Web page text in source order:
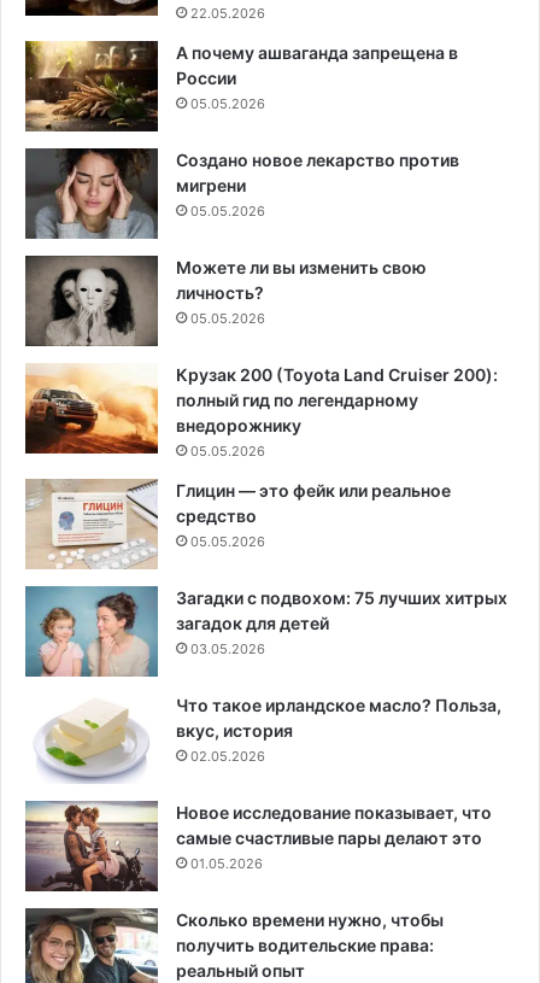
22.05.2026
А почему ашваганда запрещена в
России
05.05.2026
Создано новое лекарство против
мигрени
05.05.2026
Можете ли вы изменить свою
личность?
05.05.2026
Крузак 200 (Toyota Land Cruiser 200):
полный гид по легендарному
внедорожнику
05.05.2026
Глицин — это фейк или реальное
средство
05.05.2026
Загадки с подвохом: 75 лучших хитрых
загадок для детей
03.05.2026
Что такое ирландское масло? Польза,
вкус, история
02.05.2026
Новое исследование показывает, что
самые счастливые пары делают это
01.05.2026
Сколько времени нужно, чтобы
получить водительские права:
реальный опыт